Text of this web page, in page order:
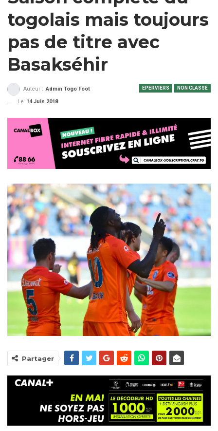
togolais mais toujours
pas de titre avec
Basakséhir
EPERVIERS NON CLASSÉ
Auteur : Admin Togo Foot
Le 14 Juin 2018
Partager